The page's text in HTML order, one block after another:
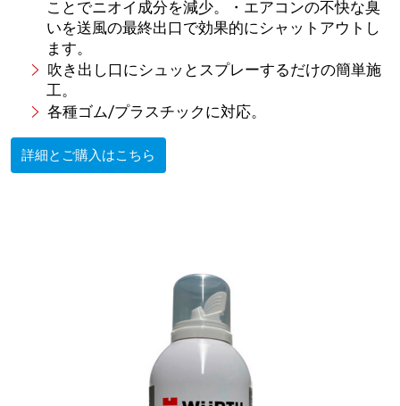
ことでニオイ成分を減少。・エアコンの不快な臭
いを送風の最終出口で効果的にシャットアウトし
ます。
吹き出し口にシュッとスプレーするだけの簡単施
工。
各種ゴム/プラスチックに対応。
詳細とご購入はこちら